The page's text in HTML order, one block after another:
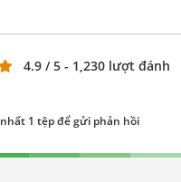
4.9 / 5 - 1,230 lượt đánh
1 tệp để gửi phản hồi